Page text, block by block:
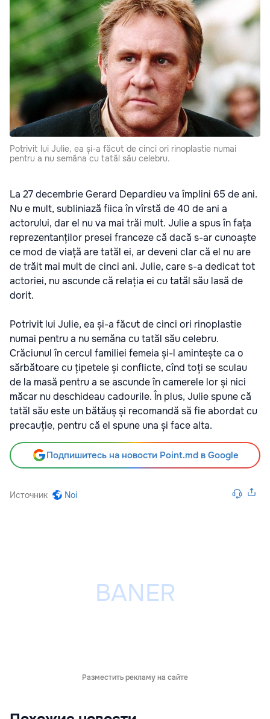
Potrivit lui Julie, ea și-a făcut de cinci ori rinoplastie numai
pentru a nu semăna cu tatăl său celebru.
La 27 decembrie Gerard Depardieu va împlini 65 de ani.
Nu e mult, subliniază fiica în vîrstă de 40 de ani a
actorului, dar el nu va mai trăi mult. Julie a spus în fața
reprezentanților presei franceze că dacă s-ar cunoaște
ce mod de viață are tatăl ei, ar deveni clar că el nu are
de trăit mai mult de cinci ani. Julie, care s-a dedicat tot
actoriei, nu ascunde că relația ei cu tatăl său lasă de
dorit.
Potrivit lui Julie, ea și-a făcut de cinci ori rinoplastie
numai pentru a nu semăna cu tatăl său celebru.
Crăciunul în cercul familiei femeia și-l amintește ca o
sărbătoare cu țipetele și conflicte, cînd toți se sculau
de la masă pentru a se ascunde în camerele lor și nici
măcar nu deschideau cadourile. În plus, Julie spune că
tatăl său este un bătăuș și recomandă să fie abordat cu
precauție, pentru că el spune una și face alta.
Подпишитесь на новости Point.md в Google
Источник Noi
Разместить рекламу на сайте